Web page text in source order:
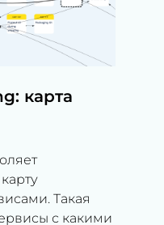
карта
Такая
с какими